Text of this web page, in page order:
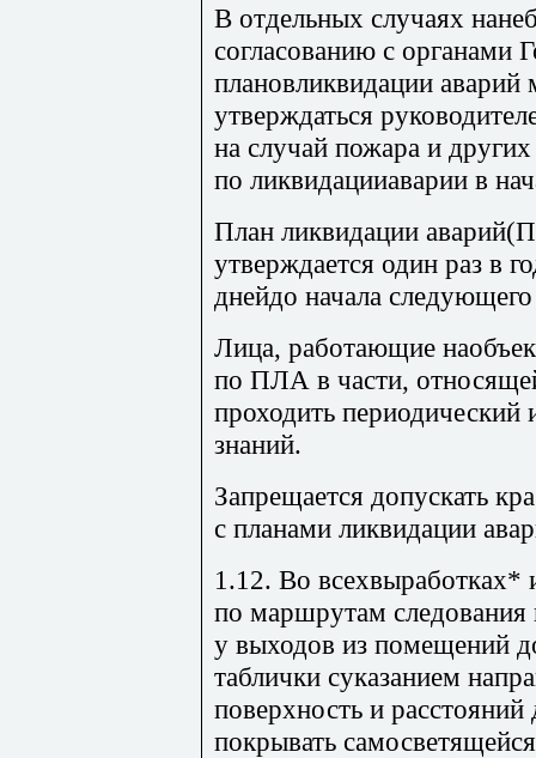
В отдельных случаях
согласованию с органами
плановликвидации аварий
утверждаться
на случай пожара и
по ликвидацииаварии в
План ликвидации
утверждается один раз в
днейдо начала следующего
Лица, работающие
по ПЛА в части,
проходить периодический
знаний.
Запрещается допускать
с планами ликвидации
1.12. Во всехвыработках*
по маршрутам следования
у выходов из помещений
таблички суказанием
поверхность и
покрывать